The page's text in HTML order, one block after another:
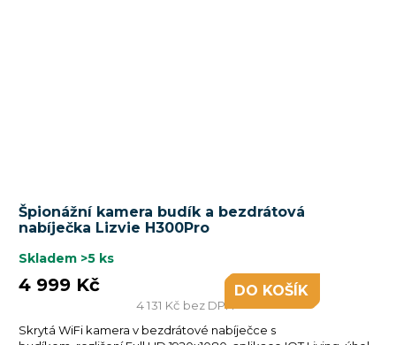
Špionážní kamera budík a bezdrátová
nabíječka Lizvie H300Pro
Skladem >5 ks
4 131 Kč bez DPH
4 999 Kč DO KOŠÍKU
Skrytá WiFi kamera v bezdrátové nabíječce s